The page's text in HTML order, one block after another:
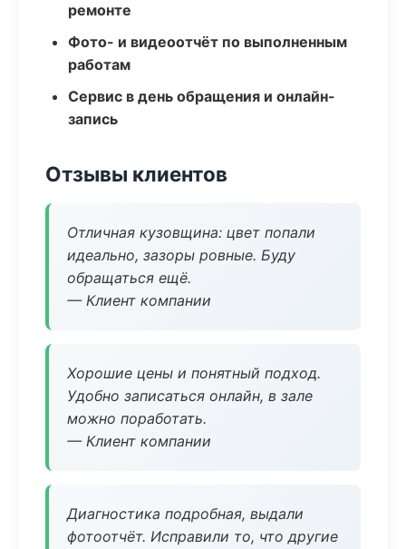
ремонте
Фото- и видеоотчёт по выполненным
работам
Сервис в день обращения и онлайн-
запись
Отзывы клиентов
Отличная кузовщина: цвет попали
идеально, зазоры ровные. Буду
обращаться ещё.
— Клиент компании
Хорошие цены и понятный подход.
Удобно записаться онлайн, в зале
можно поработать.
— Клиент компании
Диагностика подробная, выдали
фотоотчёт. Исправили то, что другие